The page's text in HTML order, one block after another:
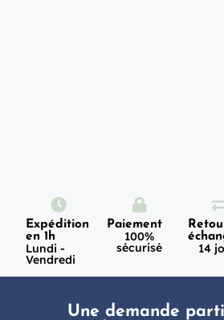
Expédition
en 1h
Lundi -
Vendredi
Paiement
100%
sécurisé 14
Une demande